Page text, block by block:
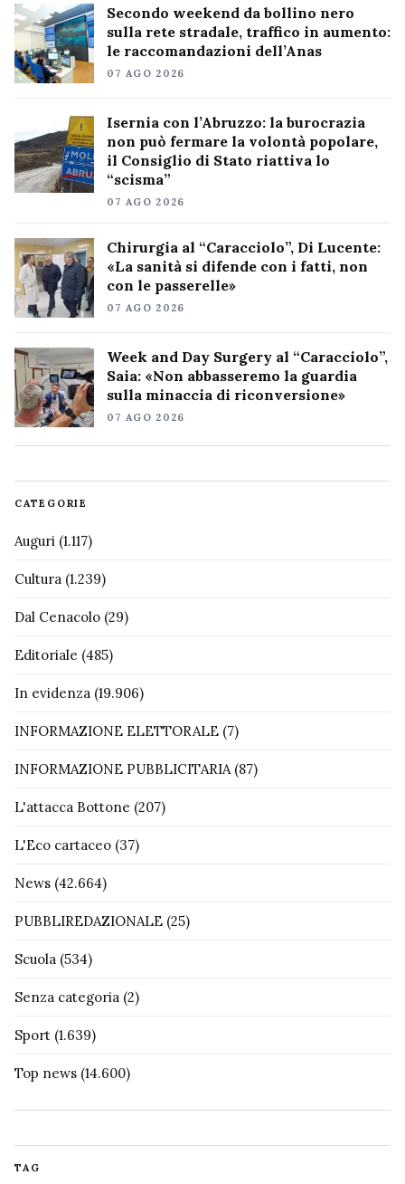
Secondo weekend da bollino nero
sulla rete stradale, traffico in aumento:
le raccomandazioni dell’Anas
07 AGO 2026
Isernia con l’Abruzzo: la burocrazia
non può fermare la volontà popolare,
il Consiglio di Stato riattiva lo
“scisma”
07 AGO 2026
Chirurgia al “Caracciolo”, Di Lucente:
«La sanità si difende con i fatti, non
con le passerelle»
07 AGO 2026
Week and Day Surgery al “Caracciolo”,
Saia: «Non abbasseremo la guardia
sulla minaccia di riconversione»
07 AGO 2026
CATEGORIE
Auguri (1.117)
Cultura (1.239)
Dal Cenacolo (29)
Editoriale (485)
In evidenza (19.906)
INFORMAZIONE ELETTORALE (7)
INFORMAZIONE PUBBLICITARIA (87)
L'attacca Bottone (207)
L'Eco cartaceo (37)
News (42.664)
PUBBLIREDAZIONALE (25)
Scuola (534)
Senza categoria (2)
Sport (1.639)
Top news (14.600)
TAG